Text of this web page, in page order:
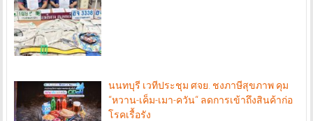
นนทบุรี เวทีประชุม ศจย. ชงภาษีสุขภาพ คุม
“หวาน-เค็ม-เมา-ควัน“ ลดการเข้าถึงสินค้าก่อ
โรคเรื้อรัง